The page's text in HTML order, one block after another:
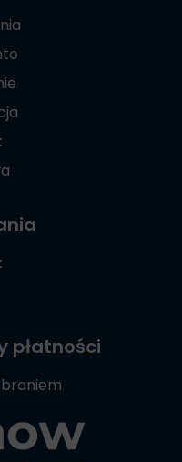
płatności